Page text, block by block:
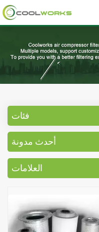
+8613525046291
فئات
أحدث مدونة
العلامات